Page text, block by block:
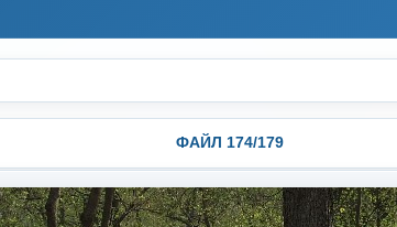
ФАЙЛ 174/179